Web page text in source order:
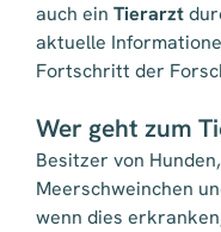
auch ein Tierarzt
aktuelle
Fortschritt der
Wer geht zum
Besitzer von
Meerschweinchen
wenn dies